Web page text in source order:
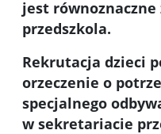
jest
przedszkola.
Rekrutacja dzieci
orzeczenie o
specjalnego
w sekretariacie